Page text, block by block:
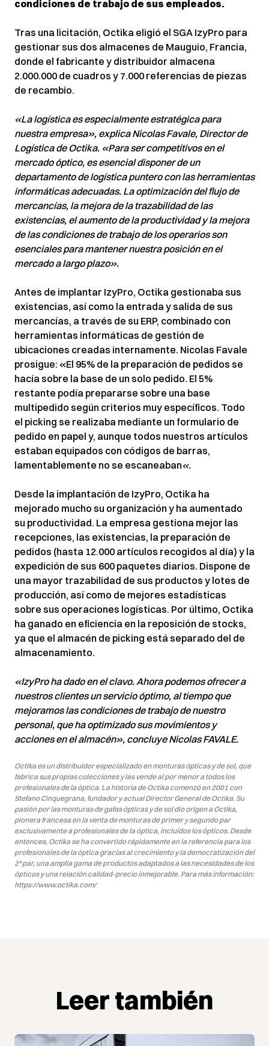
condiciones de trabajo de sus empleados.
Tras una licitación, Octika eligió el SGA IzyPro para
gestionar sus dos almacenes de Mauguio, Francia,
donde el fabricante y distribuidor almacena
2.000.000 de cuadros y 7.000 referencias de piezas
de recambio.
«La logística es especialmente estratégica para
nuestra empresa», explica Nicolas Favale, Director de
Logística de Octika. «Para ser competitivos en el
mercado óptico, es esencial disponer de un
departamento de logística puntero con las herramientas
informáticas adecuadas. La optimización del flujo de
mercancías, la mejora de la trazabilidad de las
existencias, el aumento de la productividad y la mejora
de las condiciones de trabajo de los operarios son
esenciales para mantener nuestra posición en el
mercado a largo plazo».
Antes de implantar IzyPro, Octika gestionaba sus
existencias, así como la entrada y salida de sus
mercancías, a través de su ERP, combinado con
herramientas informáticas de gestión de
ubicaciones creadas internamente. Nicolas Favale
prosigue: «El 95% de la preparación de pedidos se
hacía sobre la base de un solo pedido. El 5%
restante podía prepararse sobre una base
multipedido según criterios muy específicos. Todo
el picking se realizaba mediante un formulario de
pedido en papel y, aunque todos nuestros artículos
estaban equipados con códigos de barras,
lamentablemente no se escaneaban«.
Desde la implantación de IzyPro, Octika ha
mejorado mucho su organización y ha aumentado
su productividad. La empresa gestiona mejor las
recepciones, las existencias, la preparación de
pedidos (hasta 12.000 artículos recogidos al día) y la
expedición de sus 600 paquetes diarios. Dispone de
una mayor trazabilidad de sus productos y lotes de
producción, así como de mejores estadísticas
sobre sus operaciones logísticas. Por último, Octika
ha ganado en eficiencia en la reposición de stocks,
ya que el almacén de picking está separado del de
almacenamiento.
«IzyPro ha dado en el clavo. Ahora podemos ofrecer a
nuestros clientes un servicio óptimo, al tiempo que
mejoramos las condiciones de trabajo de nuestro
personal, que ha optimizado sus movimientos y
acciones en el almacén», concluye Nicolas FAVALE.
Octika es un distribuidor especializado en monturas ópticas y de sol, que
fabrica sus propias colecciones y las vende al por menor a todos los
profesionales de la óptica. La historia de Octika comenzó en 2001 con
Stefano Cinquegrana, fundador y actual Director General de Octika. Su
pasión por las monturas de gafas ópticas y de sol dio origen a Octika,
pionera francesa en la venta de monturas de primer y segundo par
exclusivamente a profesionales de la óptica, incluidos los ópticos. Desde
entonces, Octika se ha convertido rápidamente en la referencia para los
profesionales de la óptica gracias al crecimiento y la democratización del
2º par, una amplia gama de productos adaptados a las necesidades de los
ópticos y una relación calidad-precio inmejorable. Para más información:
https://www.octika.com/
Leer también